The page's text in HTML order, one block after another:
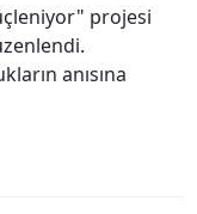
projesi
anısına